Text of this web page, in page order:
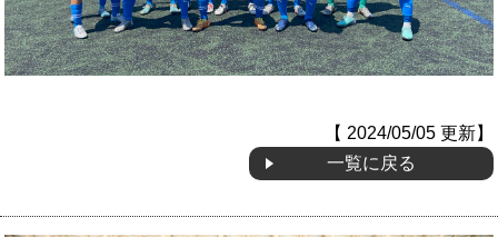
【 2024/05/05 更新】
一覧に戻る